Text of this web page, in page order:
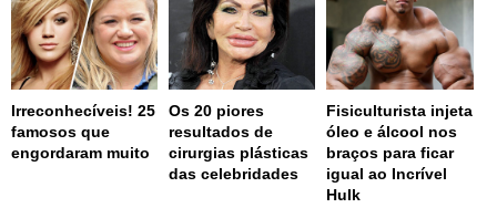
Irreconhecíveis! 25
famosos que
engordaram muito
Os 20 piores
resultados de
cirurgias plásticas
das celebridades
Fisiculturista injeta
óleo e álcool nos
braços para ficar
igual ao Incrível
Hulk